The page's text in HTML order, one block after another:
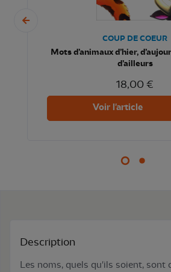
COUP DE COEUR
Mots d’animaux d’hier,
d’ailleurs
18,00 €
Voir l'article
Description
Les noms, quels qu'ils soient, sont